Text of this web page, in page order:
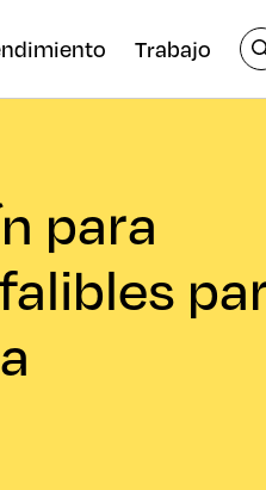
Trabajo
para